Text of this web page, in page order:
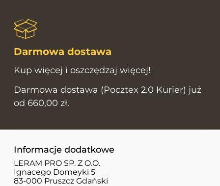
Darmowa dostawa
Kup więcej i oszczędzaj więcej!
Darmowa dostawa (Pocztex 2.0 Kurier) już
od 660,00 zł.
Informacje dodatkowe
LERAM PRO SP. Z O.O.
Ignacego Domeyki 5
83-000 Pruszcz Gdański